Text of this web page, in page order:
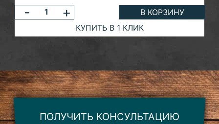
- +
В КОРЗИНУ
КУПИТЬ В 1 КЛИК
ПОЛУЧИТЬ КОНСУЛЬТАЦИЮ